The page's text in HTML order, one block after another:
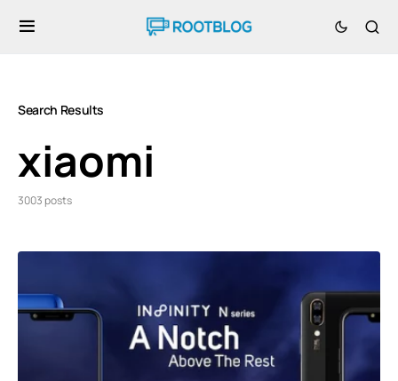
Search Results
xiaomi
3003 posts